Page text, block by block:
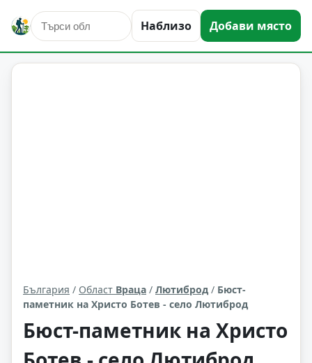
Наблизо Добави място
култура и изкуство Лютиброд Област: Враца
България / Област Враца / Лютиброд / Бюст-
паметник на Христо Ботев - село Лютиброд
Бюст-паметник на Христо